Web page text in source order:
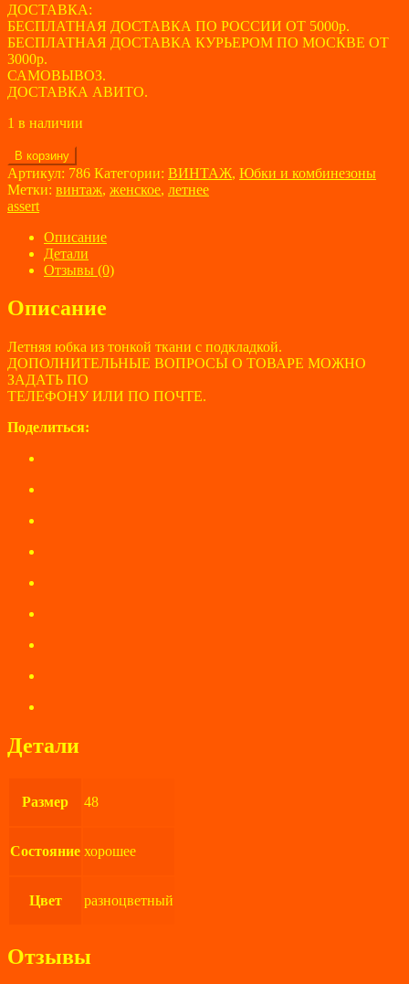
ДОСТАВКА:
БЕСПЛАТНАЯ ДОСТАВКА ПО РОССИИ ОТ 5000р.
БЕСПЛАТНАЯ ДОСТАВКА КУРЬЕРОМ ПО МОСКВЕ ОТ
3000р.
САМОВЫВОЗ.
ДОСТАВКА АВИТО.
1 в наличии
Количество
товара
Юбка
женская
размер
В корзину
Артикул: 786 Категории: ВИНТАЖ, Юбки и комбинезоны
Метки: винтаж, женское, летнее
assert
Описание
Детали
Отзывы (0)
Описание
Летняя юбка из тонкой ткани с подкладкой.
ДОПОЛНИТЕЛЬНЫЕ ВОПРОСЫ О ТОВАРЕ МОЖНО
ЗАДАТЬ ПО
ТЕЛЕФОНУ ИЛИ ПО ПОЧТЕ.
Поделиться:
Детали
Размер 48
Состояние хорошее
Цвет разноцветный
Отзывы